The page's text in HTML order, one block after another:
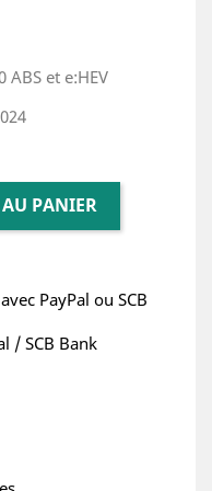
ABS et e:HEV
PANIER
PayPal ou SCB
/ SCB Bank